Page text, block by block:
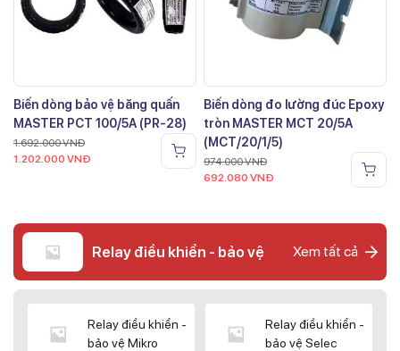
Biến dòng bảo vệ băng quấn
MASTER PCT 100/5A (PR-28)
1.692.000VNĐ
1.202.000 VNĐ
Biến dòng đo lường đúc Epoxy
tròn MASTER MCT 20/5A
(MCT/20/1/5)
974.000VNĐ
692.080 VNĐ
Relay điều khiển - bảo vệ Xem tất cả
Relay điều khiển -
bảo vệ Mikro
Relay điều khiển -
bảo vệ Selec